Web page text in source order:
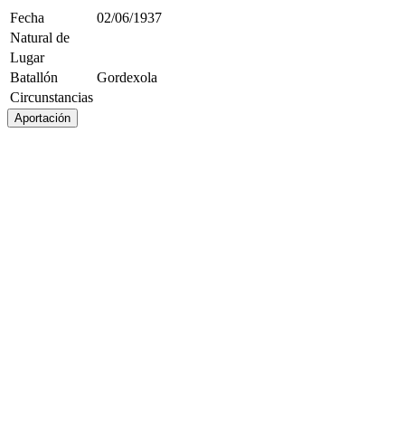
Fecha
02/06/1937
Natural de
Lugar
Batallón
Gordexola
Circunstancias